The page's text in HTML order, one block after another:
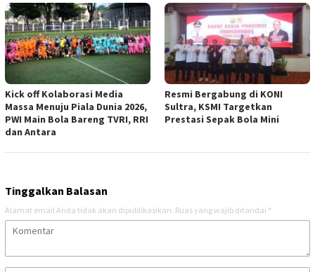
Kick off Kolaborasi Media
Massa Menuju Piala Dunia 2026,
PWI Main Bola Bareng TVRI, RRI
dan Antara
Resmi Bergabung di KONI
Sultra, KSMI Targetkan
Prestasi Sepak Bola Mini
Tinggalkan Balasan
Alamat email Anda tidak akan dipublikasikan. Ruas yang wajib ditandai *